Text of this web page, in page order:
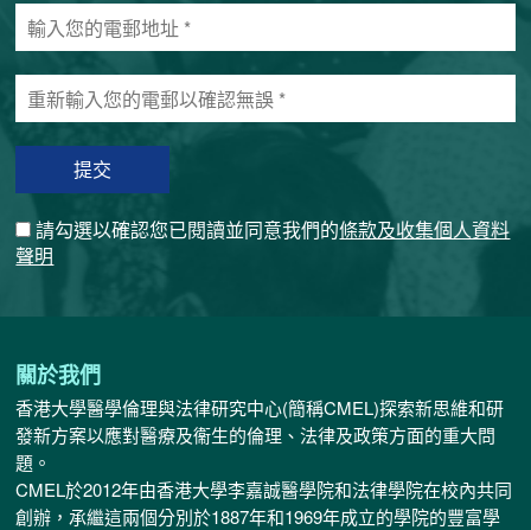
輸
入
的
電
郵
址
*
重
新
您
的
電
郵
確
無
誤
*
請勾選以確認您已閱讀並同意我們的條款及收集個人資料
聲明
關於我們
香港大學醫學倫理與法律研究中心(簡稱CMEL)探索新思維和研
發新方案以應對醫療及衞生的倫理、法律及政策方面的重大問
題。
CMEL於2012年由香港大學李嘉誠醫學院和法律學院在校內共同
創辦，承繼這兩個分別於1887年和1969年成立的學院的豐富學